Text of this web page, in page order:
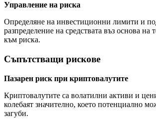
Управление на риска
Определяне на инвестиционни лимити и
разпределение на средствата въз основа на
към риска.
Съпътстващи рискове
Пазарен риск при криптовалутите
Криптовалутите са волатилни активи и
колебаят значително, което потенциално
загуби.